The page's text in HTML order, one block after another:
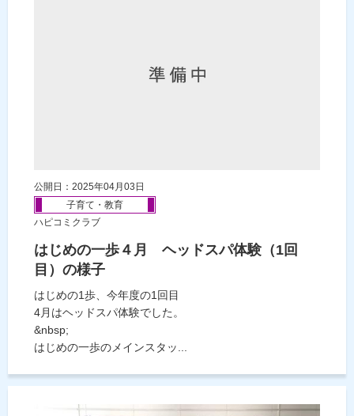
公開日：2025年04月03日
子育て・教育
ハピコミクラブ
はじめの一歩４月 ヘッドスパ体験（1回
目）の様子
はじめの1歩、今年度の1回目
4月はヘッドスパ体験でした。
&nbsp;
はじめの一歩のメインスタッ...